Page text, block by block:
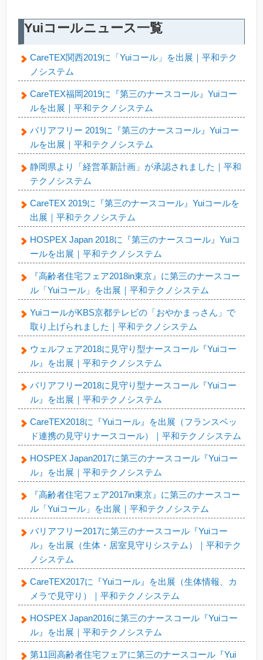
Yuiコールニュース一覧
CareTEX関西2019に「Yuiコール」を出展｜平和テク
ノシステム
CareTEX福岡2019に『第三のナースコール』Yuiコー
ルを出展｜平和テクノシステム
バリアフリー 2019に『第三のナースコール』Yuiコー
ルを出展｜平和テクノシステム
静岡県より「経営革新計画」が承認されました｜平和
テクノシステム
CareTEX 2019に『第三のナースコール』Yuiコールを
出展｜平和テクノシステム
HOSPEX Japan 2018に『第三のナースコール』Yuiコ
ールを出展｜平和テクノシステム
『高齢者住宅フェア2018in東京』に第三のナースコー
ル「Yuiコール」を出展｜平和テクノシステム
YuiコールがKBS京都テレビの「おやかまっさん」で
取り上げられました｜平和テクノシステム
ウェルフェア2018に見守り型ナースコール『Yuiコー
ル』を出展｜平和テクノシステム
バリアフリー2018に見守り型ナースコール『Yuiコー
ル』を出展｜平和テクノシステム
CareTEX2018に『Yuiコール』を出展（フランスベッ
ド連携の見守りナースコール）｜平和テクノシステム
HOSPEX Japan2017に第三のナースコール『Yuiコー
ル』を出展｜平和テクノシステム
『高齢者住宅フェア2017in東京』に第三のナースコー
ル「Yuiコール」を出展｜平和テクノシステム
バリアフリー2017に第三のナースコール『Yuiコー
ル』を出展（生体・居室見守りシステム）｜平和テク
ノシステム
CareTEX2017に『Yuiコール』を出展（生体情報、カ
メラで見守り）｜平和テクノシステム
HOSPEX Japan2016に第三のナースコール『Yuiコー
ル』を出展｜平和テクノシステム
第11回高齢者住宅フェアに第三のナースコール『Yui